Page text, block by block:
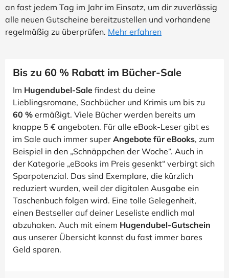
an fast jedem Tag im Jahr im Einsatz, um dir zuverlässig
alle neuen Gutscheine bereitzustellen und vorhandene
regelmäßig zu überprüfen. Mehr erfahren
Bis zu 60 % Rabatt im Bücher-Sale
Im Hugendubel-Sale findest du deine
Lieblingsromane, Sachbücher und Krimis um bis zu
60 % ermäßigt. Viele Bücher werden bereits um
knappe 5 € angeboten. Für alle eBook-Leser gibt es
im Sale auch immer super Angebote für eBooks, zum
Beispiel in den „Schnäppchen der Woche“. Auch in
der Kategorie „eBooks im Preis gesenkt“ verbirgt sich
Sparpotenzial. Das sind Exemplare, die kürzlich
reduziert wurden, weil der digitalen Ausgabe ein
Taschenbuch folgen wird. Eine tolle Gelegenheit,
einen Bestseller auf deiner Leseliste endlich mal
abzuhaken. Auch mit einem Hugendubel-Gutschein
aus unserer Übersicht kannst du fast immer bares
Geld sparen.